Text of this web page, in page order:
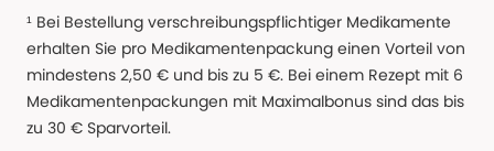
¹ Bei Bestellung verschreibungspflichtiger Medikamente
erhalten Sie pro Medikamentenpackung einen Vorteil von
mindestens 2,50 € und bis zu 5 €. Bei einem Rezept mit 6
Medikamentenpackungen mit Maximalbonus sind das bis
zu 30 € Sparvorteil.